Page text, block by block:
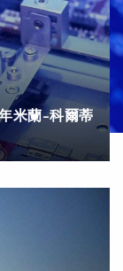
米蘭-科爾蒂